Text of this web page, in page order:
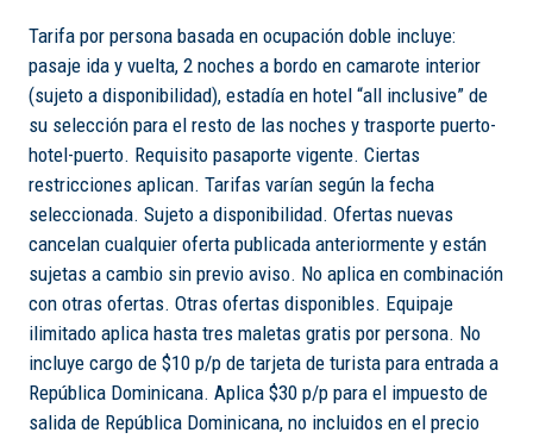
Tarifa por persona basada en ocupación doble incluye:
pasaje ida y vuelta, 2 noches a bordo en camarote interior
(sujeto a disponibilidad), estadía en hotel “all inclusive” de
su selección para el resto de las noches y trasporte puerto-
hotel-puerto. Requisito pasaporte vigente. Ciertas
restricciones aplican. Tarifas varían según la fecha
seleccionada. Sujeto a disponibilidad. Ofertas nuevas
cancelan cualquier oferta publicada anteriormente y están
sujetas a cambio sin previo aviso. No aplica en combinación
con otras ofertas. Otras ofertas disponibles. Equipaje
ilimitado aplica hasta tres maletas gratis por persona. No
incluye cargo de $10 p/p de tarjeta de turista para entrada a
República Dominicana. Aplica $30 p/p para el impuesto de
salida de República Dominicana, no incluidos en el precio